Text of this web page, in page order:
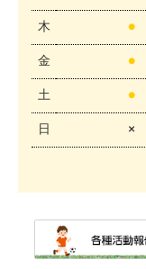
木 ●
金 ●
土 ●
日 ×